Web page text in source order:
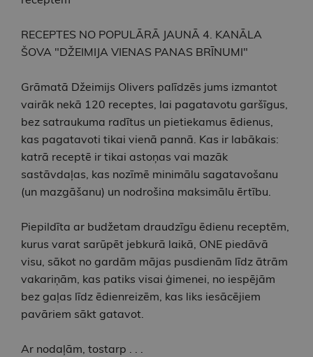
RECEPTES NO POPULĀRĀ JAUNĀ 4. KANĀLA
ŠOVA "DŽEIMIJA VIENAS PANAS BRĪNUMI"
Grāmatā Džeimijs Olivers palīdzēs jums izmantot
vairāk nekā 120 receptes, lai pagatavotu garšīgus,
bez satraukuma radītus un pietiekamus ēdienus,
kas pagatavoti tikai vienā pannā. Kas ir labākais:
katrā receptē ir tikai astoņas vai mazāk
sastāvdaļas, kas nozīmē minimālu sagatavošanu
(un mazgāšanu) un nodrošina maksimālu ērtību.
Piepildīta ar budžetam draudzīgu ēdienu receptēm,
kurus varat sarūpēt jebkurā laikā, ONE piedāvā
visu, sākot no gardām mājas pusdienām līdz ātrām
vakariņām, kas patiks visai ģimenei, no iespējām
bez gaļas līdz ēdienreizēm, kas liks iesācējiem
pavāriem sākt gatavot.
Ar nodaļām, tostarp . . .